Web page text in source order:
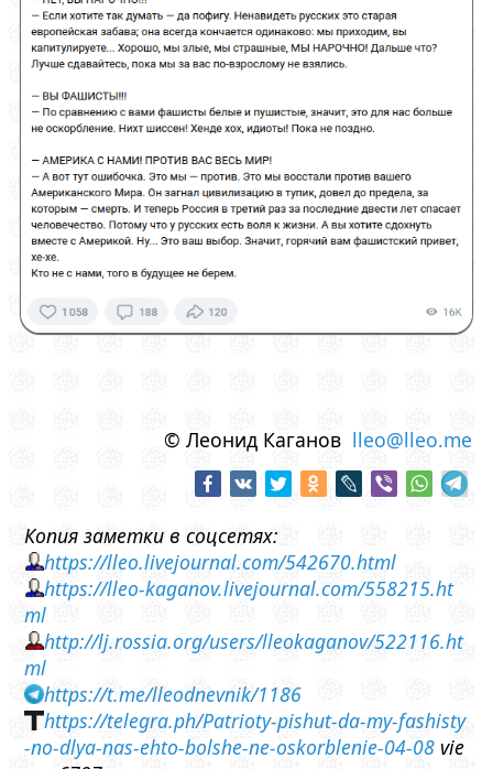
© Леонид Каганов lleo@lleo.me
Копия заметки в соцсетях:
https://lleo.livejournal.com/542670.html
https://lleo-kaganov.livejournal.com/558215.ht
ml
http://lj.rossia.org/users/lleokaganov/522116.ht
ml
https://t.me/lleodnevnik/1186
https://telegra.ph/Patrioty-pishut-da-my-fashisty
-no-dlya-nas-ehto-bolshe-ne-oskorblenie-04-08 vie